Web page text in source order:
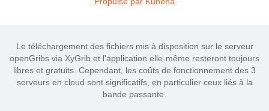
Le téléchargement des fichiers mis à disposition sur le serveur
openGribs via XyGrib et l'application elle-même resteront toujours
libres et gratuits. Cependant, les coûts de fonctionnement des 3
serveurs en cloud sont significatifs, en particulier ceux liés à la
bande passante.